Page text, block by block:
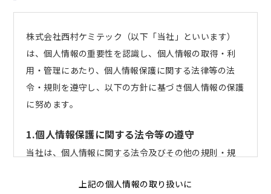
株式会社西村ケミテック（以下「当社」といいます）
は、個人情報の重要性を認識し、個人情報の取得・利
用・管理にあたり、個人情報保護に関する法律等の法
令・規則を遵守し、以下の方針に基づき個人情報の保護
に努めます。
1.個人情報保護に関する法令等の遵守
当社は、個人情報に関する法令及びその他の規則・規
上記の個人情報の取り扱いに